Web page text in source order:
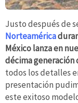
Justo después de
Norteamérica
México lanza en
décima generación
todos los detalles
presentación
este exitoso